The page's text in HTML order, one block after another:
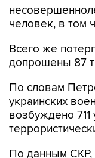
человек, в том
Всего же
допрошены 87
По словам
украинских
возбуждено
По данным СКР,